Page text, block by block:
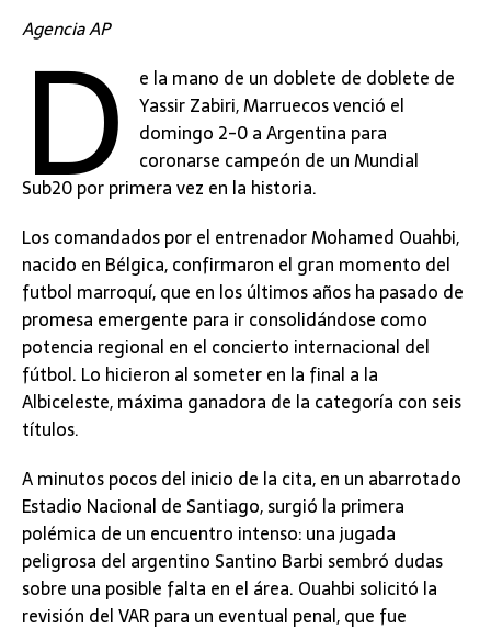
Agencia AP
D e la mano de un doblete de doblete de
Yassir Zabiri, Marruecos venció el
domingo 2-0 a Argentina para
coronarse campeón de un Mundial
Sub20 por primera vez en la historia.
Los comandados por el entrenador Mohamed Ouahbi,
nacido en Bélgica, confirmaron el gran momento del
futbol marroquí, que en los últimos años ha pasado de
promesa emergente para ir consolidándose como
potencia regional en el concierto internacional del
fútbol. Lo hicieron al someter en la final a la
Albiceleste, máxima ganadora de la categoría con seis
títulos.
A minutos pocos del inicio de la cita, en un abarrotado
Estadio Nacional de Santiago, surgió la primera
polémica de un encuentro intenso: una jugada
peligrosa del argentino Santino Barbi sembró dudas
sobre una posible falta en el área. Ouahbi solicitó la
revisión del VAR para un eventual penal, que fue